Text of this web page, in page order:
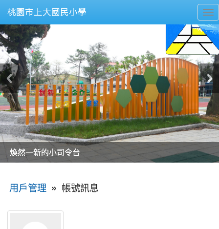
桃園市上大國民小學
美麗的操場是我們活力的來源
美麗的操場是我們活力的來源
煥然一新的小司令台
煥然一新的小司令台
富含桃園埤塘田園風光意象的中廊
富含桃園埤塘田園風光意象的中廊
嶄新的中庭廣場
嶄新的中庭廣場
水生池生生不息
水生池生生不息
用戶管理 » 帳號訊息